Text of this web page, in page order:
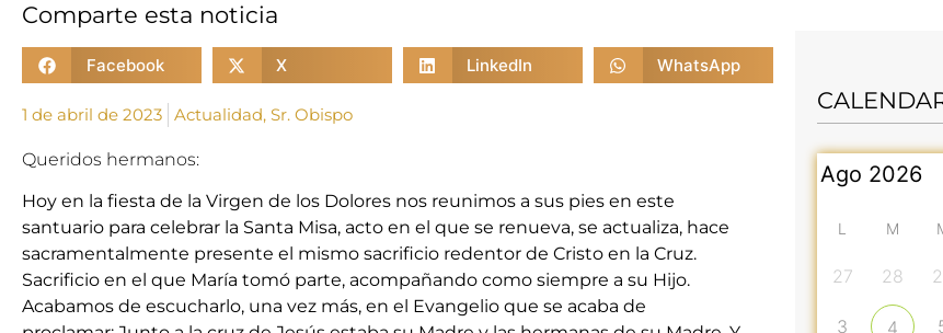
Comparte esta noticia
Facebook X LinkedIn WhatsApp
1 de abril de 2023 Actualidad, Sr. Obispo
Queridos hermanos:
Hoy en la fiesta de la Virgen de los Dolores nos reunimos a sus pies en este
santuario para celebrar la Santa Misa, acto en el que se renueva, se actualiza, hace
sacramentalmente presente el mismo sacrificio redentor de Cristo en la Cruz.
Sacrificio en el que María tomó parte, acompañando como siempre a su Hijo.
Acabamos de escucharlo, una vez más, en el Evangelio que se acaba de
L M
27 28
3 4